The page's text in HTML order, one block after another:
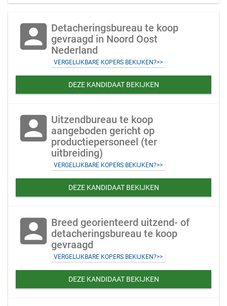
account_box Detacheringsbureau te koop
gevraagd in Noord Oost
Nederland
VERGELIJKBARE KOPERS BEKIJKEN?>>
DEZE KANDIDAAT BEKIJKEN
account_box Uitzendbureau te koop
aangeboden gericht op
productiepersoneel (ter
uitbreiding)
VERGELIJKBARE KOPERS BEKIJKEN?>>
DEZE KANDIDAAT BEKIJKEN
account_box Breed georienteerd uitzend- of
detacheringsbureau te koop
gevraagd
VERGELIJKBARE KOPERS BEKIJKEN?>>
DEZE KANDIDAAT BEKIJKEN